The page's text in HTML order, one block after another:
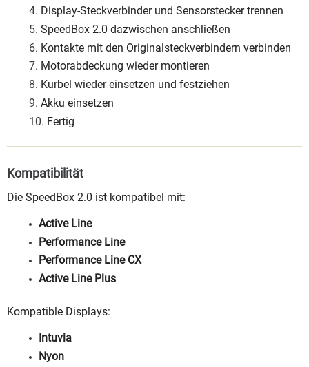
Display-Steckverbinder und Sensorstecker trennen
SpeedBox 2.0 dazwischen anschließen
Kontakte mit den Originalsteckverbindern verbinden
Motorabdeckung wieder montieren
Kurbel wieder einsetzen und festziehen
Akku einsetzen
Fertig
Kompatibilität
Die SpeedBox 2.0 ist kompatibel mit:
Active Line
Performance Line
Performance Line CX
Active Line Plus
Kompatible Displays:
Intuvia
Nyon